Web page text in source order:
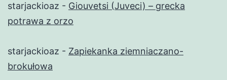
starjackioaz - Giouvetsi (Juveci) – grecka
potrawa z orzo
starjackioaz - Zapiekanka ziemniaczano-
brokułowa